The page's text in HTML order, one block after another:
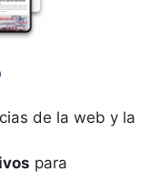
de la web y la
para